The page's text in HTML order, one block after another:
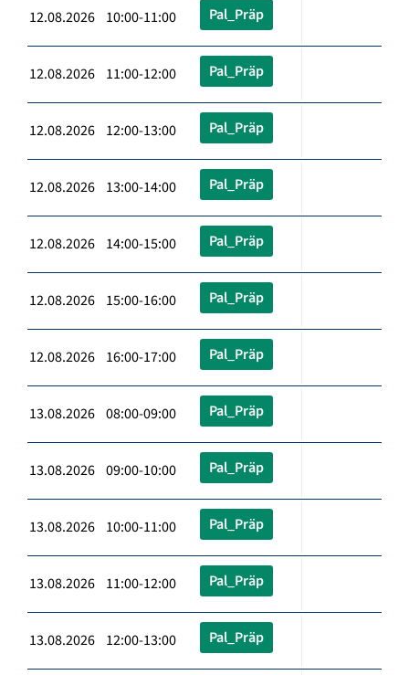
12.08.2026 10:00-11:00 Pal_Präp
12.08.2026 11:00-12:00 Pal_Präp
12.08.2026 12:00-13:00 Pal_Präp
12.08.2026 13:00-14:00 Pal_Präp
12.08.2026 14:00-15:00 Pal_Präp
12.08.2026 15:00-16:00 Pal_Präp
12.08.2026 16:00-17:00 Pal_Präp
13.08.2026 08:00-09:00 Pal_Präp
13.08.2026 09:00-10:00 Pal_Präp
13.08.2026 10:00-11:00 Pal_Präp
13.08.2026 11:00-12:00 Pal_Präp
13.08.2026 12:00-13:00 Pal_Präp